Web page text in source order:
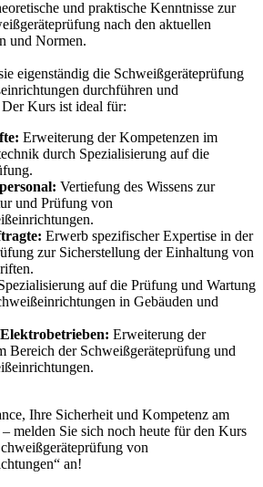
und praktische Kenntnisse zur
nach den aktuellen
und Normen.
eigenständig die Schweißgeräteprüfung
durchführen und
Kurs ist ideal für:
Erweiterung der Kompetenzen im
durch Spezialisierung auf die
Vertiefung des Wissens zur
und Prüfung von
Erwerb spezifischer Expertise in der
zur Sicherstellung der Einhaltung von
auf die Prüfung und Wartung
in Gebäuden und
Erweiterung der
Bereich der Schweißgeräteprüfung und
Ihre Sicherheit und Kompetenz am
melden Sie sich noch heute für den Kurs
von
an!